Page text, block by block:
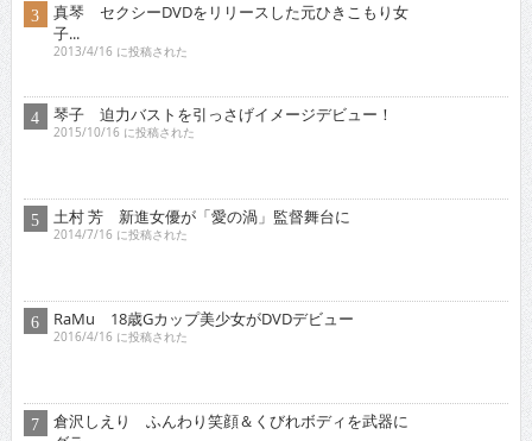
琴子 迫力バストを引っさげイメージデビュー！
2015/10/16 に投稿された
土村 芳 新進女優が「愛の渦」監督舞台に
2014/7/16 に投稿された
RaMu 18歳Gカップ美少女がDVDデビュー
2016/4/16 に投稿された
倉沢しえり ふんわり笑顔＆くびれボディを武器に
グラ...
原つむぎ 人気上昇中！愛らしい笑顔とほんわかし